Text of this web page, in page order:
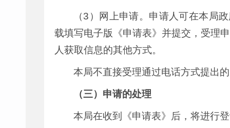
（3）网上申请。申请人可在本局
载填写电子版《申请表》并提交，受理
人获取信息的其他方式。
本局不直接受理通过电话方式提出
（三）申请的处理
本局在收到《申请表》后，将进行